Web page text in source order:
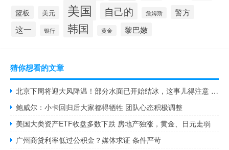
篮板 美元 美国 自己的 詹姆斯 警方
这一 银行 韩国 黄金 黎巴嫩
猜你想看的文章
北京下周将迎大风降温！部分水面已开始结冰，这事儿得注意 体感寒冷注意防范
鲍威尔：小卡回归后大家都得牺牲 团队心态积极调整
美国大类资产ETF收盘多数下跌 房地产独涨，黄金、日元走弱
广州商贷利率低过公积金？媒体求证 条件严苛